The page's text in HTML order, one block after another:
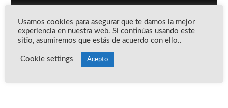
Usamos cookies para asegurar que te damos la mejor
experiencia en nuestra web. Si continúas usando este
sitio, asumiremos que estás de acuerdo con ello..
Cookie settings Acepto